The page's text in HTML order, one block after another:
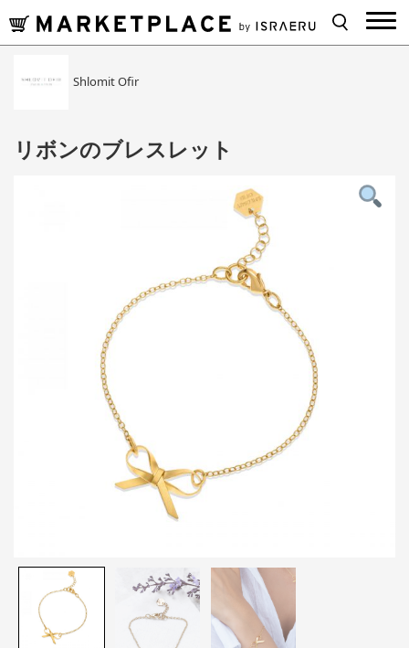
Shlomit Ofir
リボンのブレスレット